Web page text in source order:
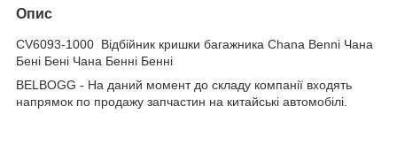
Опис
CV6093-1000 Відбійник кришки багажника Сhana Benni Чана
Бені Бені Чана Бенні Бенні
BELBOGG - На даний момент до складу компанії входять
напрямок по продажу запчастин на китайські автомобілі.